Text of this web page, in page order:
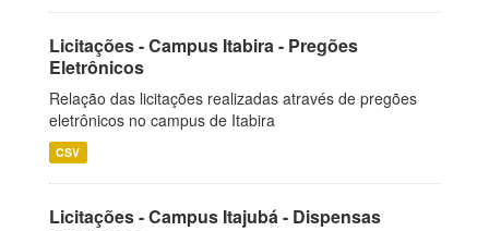
Licitações - Campus Itabira - Pregões
Eletrônicos
Relação das licitações realizadas através de pregões
eletrônicos no campus de Itabira
CSV
Licitações - Campus Itajubá - Dispensas